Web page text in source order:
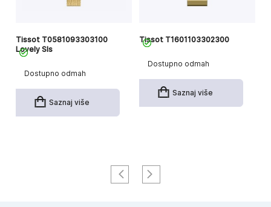
Dostupno odmah
Tissot T0581093303100
Lovely Sls
Saznaj više
Dostupno odmah
Tissot T1601103302300
Saznaj više